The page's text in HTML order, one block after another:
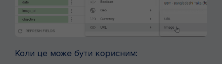
Коли це може бути корисним: